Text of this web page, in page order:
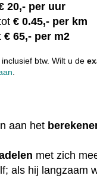
20,- per uur
€ 0.45,- per km
€ 65,- per m2
btw. Wilt u de
.
aan het
met zich
als hij langzaam